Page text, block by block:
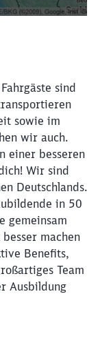
sind
sowie im
wir auch.
einer besseren
Wir sind
Deutschlands.
in 50
gemeinsam
machen
Benefits,
Team
Ausbildung